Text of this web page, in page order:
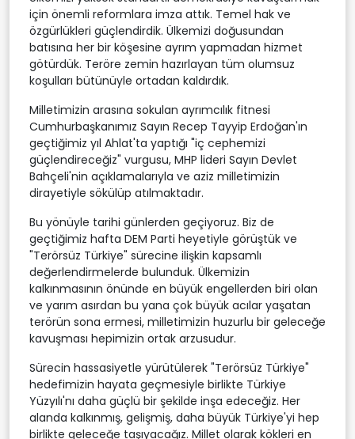
için önemli reformlara imza attık. Temel hak ve
özgürlükleri güçlendirdik. Ülkemizi doğusundan
batısına her bir köşesine ayrım yapmadan hizmet
götürdük. Teröre zemin hazırlayan tüm olumsuz
koşulları bütünüyle ortadan kaldırdık.
Milletimizin arasına sokulan ayrımcılık fitnesi
Cumhurbaşkanımız Sayın Recep Tayyip Erdoğan'ın
geçtiğimiz yıl Ahlat'ta yaptığı "iç cephemizi
güçlendireceğiz" vurgusu, MHP lideri Sayın Devlet
Bahçeli'nin açıklamalarıyla ve aziz milletimizin
dirayetiyle sökülüp atılmaktadır.
Bu yönüyle tarihi günlerden geçiyoruz. Biz de
geçtiğimiz hafta DEM Parti heyetiyle görüştük ve
"Terörsüz Türkiye" sürecine ilişkin kapsamlı
değerlendirmelerde bulunduk. Ülkemizin
kalkınmasının önünde en büyük engellerden biri olan
ve yarım asırdan bu yana çok büyük acılar yaşatan
terörün sona ermesi, milletimizin huzurlu bir geleceğe
kavuşması hepimizin ortak arzusudur.
Sürecin hassasiyetle yürütülerek "Terörsüz Türkiye"
hedefimizin hayata geçmesiyle birlikte Türkiye
Yüzyılı'nı daha güçlü bir şekilde inşa edeceğiz. Her
alanda kalkınmış, gelişmiş, daha büyük Türkiye'yi hep
birlikte geleceğe taşıyacağız. Millet olarak kökleri en